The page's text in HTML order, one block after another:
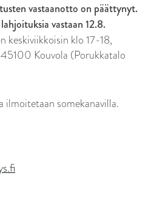
vastaanotto on päättynyt.
vastaan 12.8.
keskiviikkoisin klo 17-18,
Kouvola (Porukkatalo
ilmoitetaan somekanavilla.